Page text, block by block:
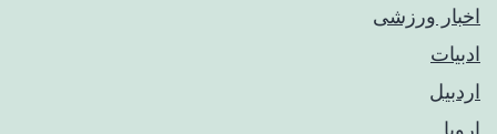
اخبار ورزشی
ادبیات
اردبیل
اروپا